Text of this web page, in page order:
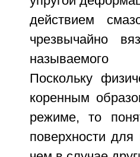
действием
чрезвычайно
называемого
Поскольку
коренным
режиме, то
поверхности для